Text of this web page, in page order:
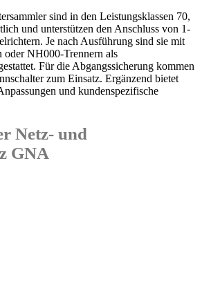
sind in den Leistungsklassen 70,
und unterstützen den Anschluss von 1-
Je nach Ausführung sind sie mit
oder NH000-Trennern als
Für die Abgangssicherung kommen
zum Einsatz. Ergänzend bietet
und kundenspezifische
Netz- und
GNA